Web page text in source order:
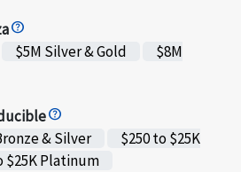
$5M Silver & Gold
$8M
& Silver
$250 to $25K
$25K Platinum